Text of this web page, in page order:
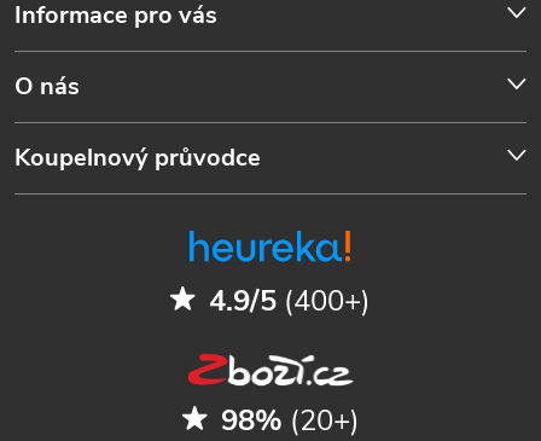
Informace pro vás
O nás
Koupelnový průvodce
4.9/5 (400+)
98% (20+)